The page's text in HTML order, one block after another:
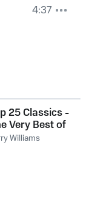
4:37
25 Classics -
Very Best of
Williams
Williams